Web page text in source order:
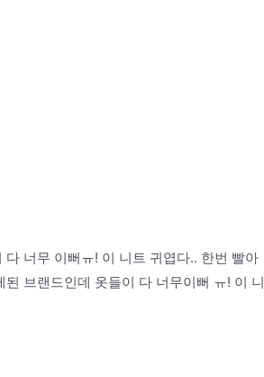
너무 이뻐ㅠ! 이 니트 귀엽다.. 한번 빨아
브랜드인데 옷들이 다 너무이뻐 ㅠ! 이 니